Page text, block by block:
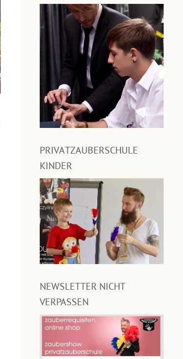
PRIVATZAUBERSCHULE
KINDER
NEWSLETTER NICHT
VERPASSEN